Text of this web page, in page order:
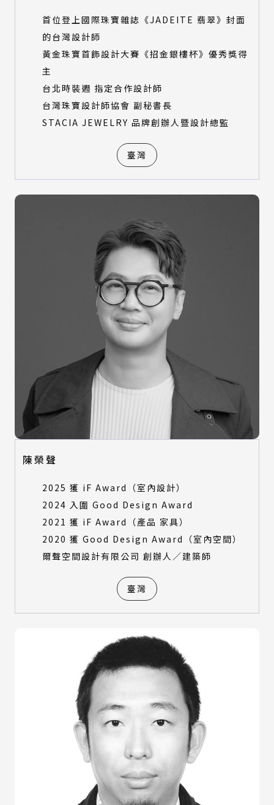
首位登上國際珠寶雜誌《JADEITE 翡翠》封面
的台灣設計師
黃金珠寶首飾設計大賽《招金銀樓杯》優秀獎得
主
台北時裝週 指定合作設計師
台灣珠寶設計師協會 副秘書長
STACIA JEWELRY 品牌創辦人暨設計總監
臺灣
陳榮聲
2025 獲 iF Award（室內設計）
2024 入圍 Good Design Award
2021 獲 iF Award（產品 家具）
2020 獲 Good Design Award（室內空間）
爾聲空間設計有限公司 創辦人／建築師
臺灣